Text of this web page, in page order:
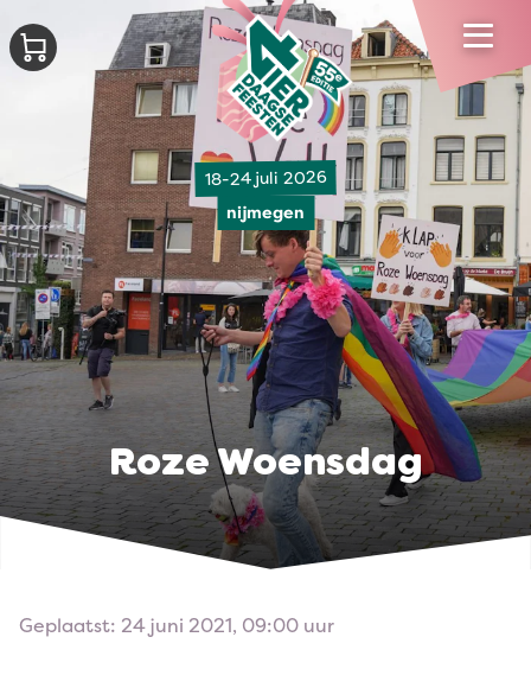
18-24 juli 2026
nijmegen
Roze Woensdag
Geplaatst: 24 juni 2021, 09:00 uur